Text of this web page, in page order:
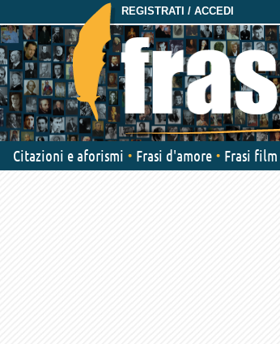
REGISTRATI / ACCEDI
Citazioni e aforismi Frasi d'amore Frasi film